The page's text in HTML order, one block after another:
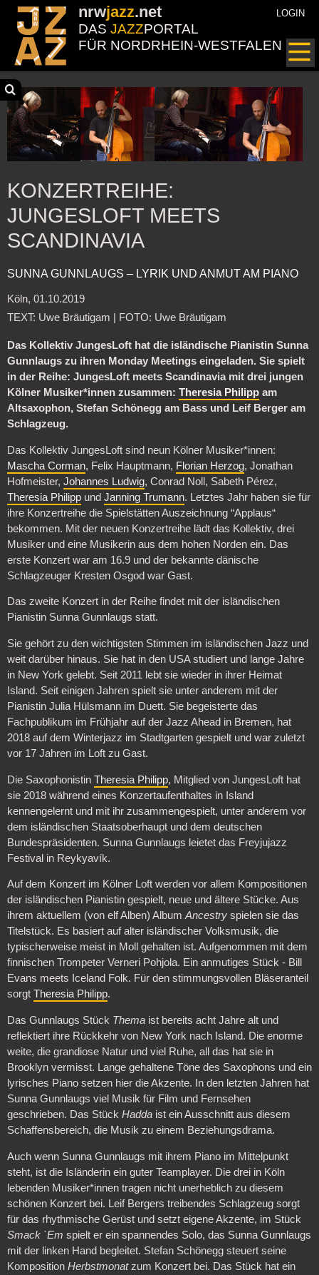
nrwjazz.net
DAS JAZZPORTAL
FÜR NORDRHEIN-WESTFALEN
LOGIN
KONZERTREIHE:
JUNGESLOFT MEETS
SCANDINAVIA
SUNNA GUNNLAUGS – LYRIK UND ANMUT AM PIANO
Köln, 01.10.2019
TEXT: Uwe Bräutigam | FOTO: Uwe Bräutigam
Das Kollektiv JungesLoft hat die isländische Pianistin Sunna
Gunnlaugs zu ihren Monday Meetings eingeladen. Sie spielt
in der Reihe: JungesLoft meets Scandinavia mit drei jungen
Kölner Musiker*innen zusammen: Theresia Philippam
Altsaxophon, Stefan Schönegg am Bass und Leif Berger am
Schlagzeug.
Das Kollektiv JungesLoft sind neun Kölner Musiker*innen:
Mascha Corman, Felix Hauptmann, Florian Herzog, Jonathan
Hofmeister, Johannes Ludwig, Conrad Noll, Sabeth Pérez,
Theresia Philippund Janning Trumann. Letztes Jahr haben sie für
ihre Konzertreihe die Spielstätten Auszeichnung “Applaus“
bekommen. Mit der neuen Konzertreihe lädt das Kollektiv, drei
Musiker und eine Musikerin aus dem hohen Norden ein. Das
erste Konzert war am 16.9 und der bekannte dänische
Schlagzeuger Kresten Osgod war Gast.
Das zweite Konzert in der Reihe findet mit der isländischen
Pianistin Sunna Gunnlaugs statt.
Sie gehört zu den wichtigsten Stimmen im isländischen Jazz und
weit darüber hinaus. Sie hat in den USA studiert und lange Jahre
in New York gelebt. Seit 2011 lebt sie wieder in ihrer Heimat
Island. Seit einigen Jahren spielt sie unter anderem mit der
Pianistin Julia Hülsmann im Duett. Sie begeisterte das
Fachpublikum im Frühjahr auf der Jazz Ahead in Bremen, hat
2018 auf dem Winterjazz im Stadtgarten gespielt und war zuletzt
vor 17 Jahren im Loft zu Gast.
Die Saxophonistin Theresia Philipp, Mitglied von JungesLoft hat
sie 2018 während eines Konzertaufenthaltes in Island
kennengelernt und mit ihr zusammengespielt, unter anderem vor
dem isländischen Staatsoberhaupt und dem deutschen
Bundespräsidenten. Sunna Gunnlaugs leietet das Freyjujazz
Festival in Reykyavík.
Auf dem Konzert im Kölner Loft werden vor allem Kompositionen
der isländischen Pianistin gespielt, neue und ältere Stücke. Aus
ihrem aktuellem (von elf Alben) AlbumAncestry spielen sie das
Titelstück. Es basiert auf alter isländischer Volksmusik, die
typischerweise meist in Moll gehalten ist. Aufgenommen mit dem
finnischen Trompeter Verneri Pohjola. Ein anmutiges Stück - Bill
Evans meets Iceland Folk. Für den stimmungsvollen Bläseranteil
sorgt Theresia Philipp.
Das Gunnlaugs Stück Thema ist bereits acht Jahre alt und
reflektiert ihre Rückkehr von New York nach Island. Die enorme
weite, die grandiose Natur und viel Ruhe, all das hat sie in
Brooklyn vermisst. Lange gehaltene Töne des Saxophons und ein
lyrisches Piano setzen hier die Akzente. In den letzten Jahren hat
Sunna Gunnlaugs viel Musik für Film und Fernsehen
geschrieben. Das Stück Hadda ist ein Ausschnitt aus diesem
Schaffensbereich, die Musik zu einem Beziehungsdrama.
Auch wenn Sunna Gunnlaugs mit ihrem Piano im Mittelpunkt
steht, ist die Isländerin ein guter Teamplayer. Die drei in Köln
lebenden Musiker*innen tragen nicht unerheblich zu diesem
schönen Konzert bei. Leif Bergers treibendes Schlagzeug sorgt
für das rhythmische Gerüst und setzt eigene Akzente, im Stück
Smack `Em spielt er ein spannendes Solo, das Sunna Gunnlaugs
mit der linken Hand begleitet. Stefan Schönegg steuert seine
Komposition Herbstmonatzum Konzert bei. Das Stück hat ein